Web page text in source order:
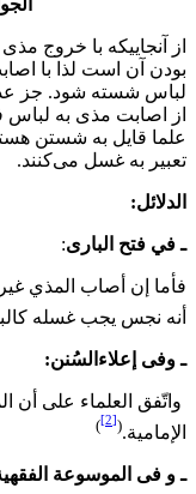
از آنجاییکه با خروج
بودن آن است لذا با
لباس شسته شود. جز
از اصابت مذی به لباس
علما قایل به شستن
تعبیر به غسل می‌کنند.
الدلائل:
ـ في فتح الباری:
فأما إن أصاب المذي
أنه نجس يجب غسله
ـ وفی إعلاءالسُنن:
واتّفق العلماء علی
الإمامیة.(
[2]
)
ـ و فی الموسوعة